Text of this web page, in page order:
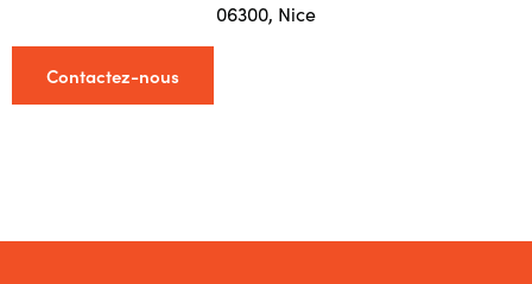
06300, Nice
Contactez-nous